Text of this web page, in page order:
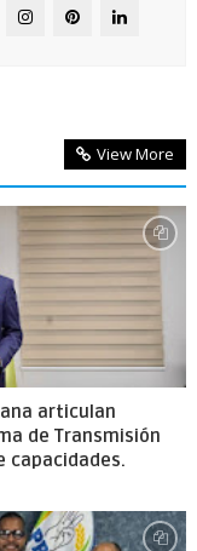
View More
articulan
de Transmisión
capacidades.